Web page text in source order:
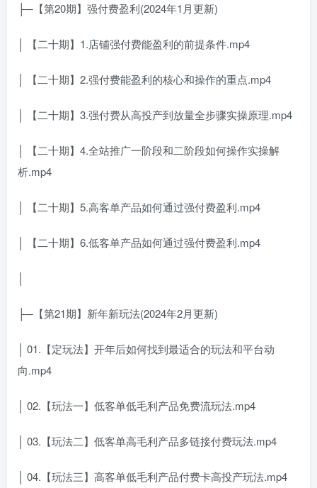
├─【第20期】强付费盈利(2024年1月更新)
│ 【二十期】1.店铺强付费能盈利的前提条件.mp4
│ 【二十期】2.强付费能盈利的核心和操作的重点.mp4
│ 【二十期】3.强付费从高投产到放量全步骤实操原理.mp4
│ 【二十期】4.全站推广一阶段和二阶段如何操作实操解
析.mp4
│ 【二十期】5.高客单产品如何通过强付费盈利.mp4
│ 【二十期】6.低客单产品如何通过强付费盈利.mp4
├─【第21期】新年新玩法(2024年2月更新)
│ 01.【定玩法】开年后如何找到最适合的玩法和平台动
向.mp4
│ 02.【玩法一】低客单低毛利产品免费流玩法.mp4
│ 03.【玩法二】低客单高毛利产品多链接付费玩法.mp4
│ 04.【玩法三】高客单低毛利产品付费卡高投产玩法.mp4